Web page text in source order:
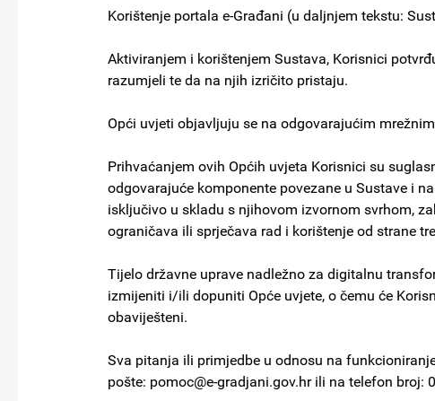
Korištenje portala e-Građani (u daljnjem tekstu:
Aktiviranjem i korištenjem Sustava, Korisnici
razumjeli te da na njih izričito pristaju.
Opći uvjeti objavljuju se na odgovarajućim
Prihvaćanjem ovih Općih uvjeta Korisnici su
odgovarajuće komponente povezane u Sustave i
isključivo u skladu s njihovom izvornom svrhom,
ograničava ili sprječava rad i korištenje od strane
Tijelo državne uprave nadležno za digitalnu
izmijeniti i/ili dopuniti Opće uvjete, o čemu će
obaviješteni.
Sva pitanja ili primjedbe u odnosu na
pošte: pomoc@e-gradjani.gov.hr ili na telefon broj: